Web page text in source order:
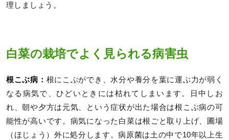
理しましょう。
白菜の栽培でよく見られる病害虫
根こぶ病： 根にこぶができ、水分や養分を葉に運ぶ力が弱く
なる病気で、ひどいときには枯れてしまいます。日中しお
れ、朝や夕方は元気、という症状が出た場合は根こぶ病の可
能性が高いです。病気になった白菜は根ごと取り上げ、圃場
（ほじょう）外に処分します。病原菌は土の中で10年以上生